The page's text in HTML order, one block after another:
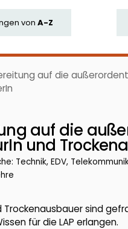
von A-Z
auf die
auf die
und
Technik, EDV,
sind
für die LAP erlangen.